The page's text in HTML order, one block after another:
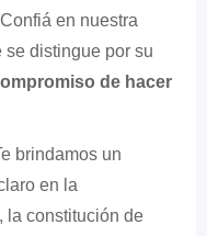
en nuestra
distingue por su
de hacer
brindamos un
en la
la constitución de